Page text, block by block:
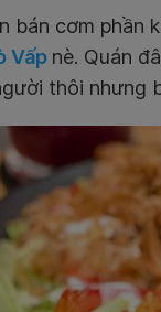
bán cơm phần
Vấp nè. Quán
thôi nhưng